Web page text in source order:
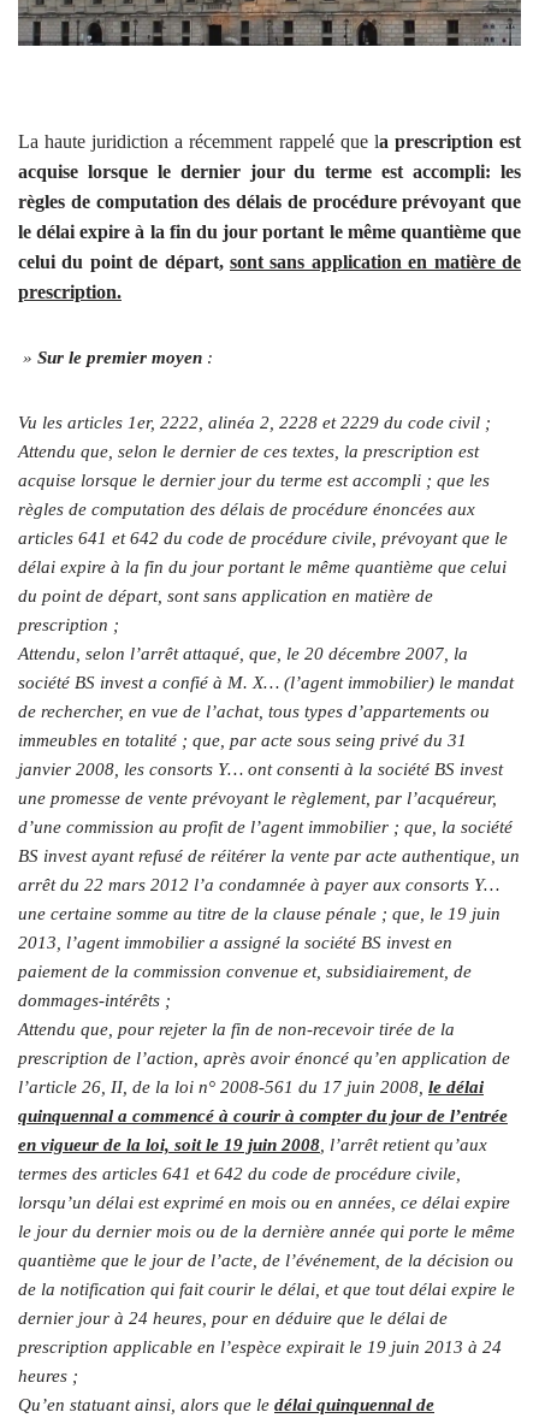
La haute juridiction a récemment rappelé que la prescription est
acquise lorsque le dernier jour du terme est accompli: les
règles de computation des délais de procédure prévoyant que
le délai expire à la fin du jour portant le même quantième que
celui du point de départ, sont sans application en matière de
prescription.
» Sur le premier moyen :
Vu les articles 1er, 2222, alinéa 2, 2228 et 2229 du code civil ;
Attendu que, selon le dernier de ces textes, la prescription est
acquise lorsque le dernier jour du terme est accompli ; que les
règles de computation des délais de procédure énoncées aux
articles 641 et 642 du code de procédure civile, prévoyant que le
délai expire à la fin du jour portant le même quantième que celui
du point de départ, sont sans application en matière de
prescription ;
Attendu, selon l’arrêt attaqué, que, le 20 décembre 2007, la
société BS invest a confié à M. X… (l’agent immobilier) le mandat
de rechercher, en vue de l’achat, tous types d’appartements ou
immeubles en totalité ; que, par acte sous seing privé du 31
janvier 2008, les consorts Y… ont consenti à la société BS invest
une promesse de vente prévoyant le règlement, par l’acquéreur,
d’une commission au profit de l’agent immobilier ; que, la société
BS invest ayant refusé de réitérer la vente par acte authentique, un
arrêt du 22 mars 2012 l’a condamnée à payer aux consorts Y…
une certaine somme au titre de la clause pénale ; que, le 19 juin
2013, l’agent immobilier a assigné la société BS invest en
paiement de la commission convenue et, subsidiairement, de
dommages-intérêts ;
Attendu que, pour rejeter la fin de non-recevoir tirée de la
prescription de l’action, après avoir énoncé qu’en application de
l’article 26, II, de la loi n° 2008-561 du 17 juin 2008, le délai
quinquennal a commencé à courir à compter du jour de l’entrée
en vigueur de la loi, soit le 19 juin 2008 , l’arrêt retient qu’aux
termes des articles 641 et 642 du code de procédure civile,
lorsqu’un délai est exprimé en mois ou en années, ce délai expire
le jour du dernier mois ou de la dernière année qui porte le même
quantième que le jour de l’acte, de l’événement, de la décision ou
de la notification qui fait courir le délai, et que tout délai expire le
dernier jour à 24 heures, pour en déduire que le délai de
prescription applicable en l’espèce expirait le 19 juin 2013 à 24
heures ;
Qu’en statuant ainsi, alors que le délai quinquennal de